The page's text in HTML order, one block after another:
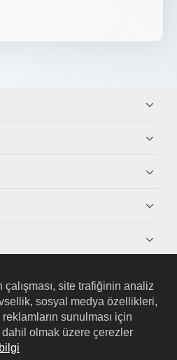
site trafiğinin analiz
sosyal medya özellikleri,
sunulması için
olmak üzere çerezler